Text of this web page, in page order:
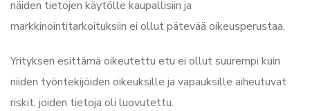
näiden tietojen käytölle kaupallisiin ja
markkinointitarkoituksiin ei ollut pätevää oikeusperustaa.
Yrityksen esittämä oikeutettu etu ei ollut suurempi kuin
niiden työntekijöiden oikeuksille ja vapauksille aiheutuvat
riskit, joiden tietoja oli luovutettu.